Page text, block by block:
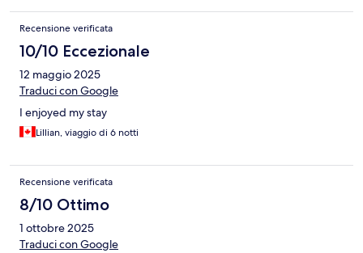
Recensione verificata
10/10 Eccezionale
12 maggio 2025
Traduci con Google
I enjoyed my stay
Lillian, viaggio di 6 notti
Recensione verificata
8/10 Ottimo
1 ottobre 2025
Traduci con Google